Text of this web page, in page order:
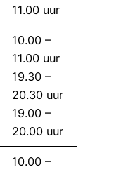
11.00 uur
10.00 –
11.00 uur
19.30 –
20.30 uur
19.00 –
20.00 uur
10.00 –